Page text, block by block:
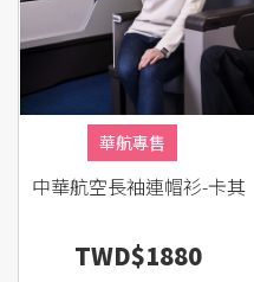
華航專售
中華航空長袖連帽衫-卡其
TWD$1880